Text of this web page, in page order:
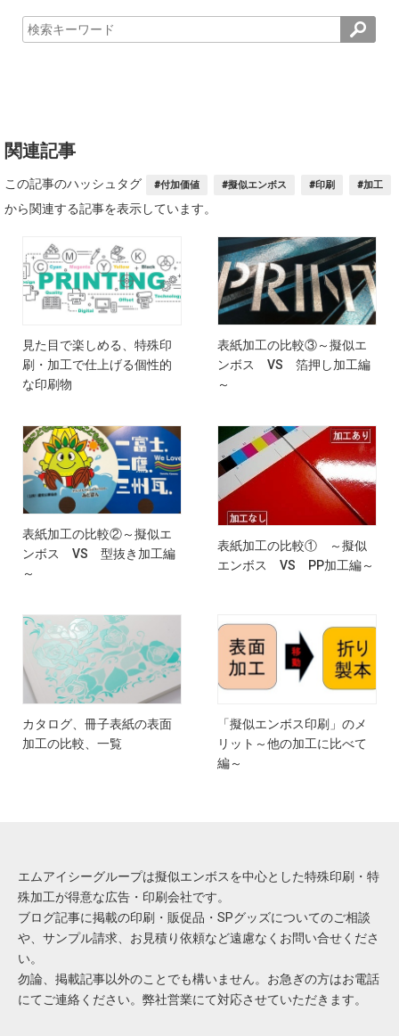
関連記事
この記事のハッシュタグ #付加価値 #擬似エンボス #印刷 #加工
から関連する記事を表示しています。
見た目で楽しめる、特殊印
刷・加工で仕上げる個性的
な印刷物
表紙加工の比較③～擬似エ
ンボス VS 箔押し加工編
～
表紙加工の比較②～擬似エ
ンボス VS 型抜き加工編
～
表紙加工の比較① ～擬似
エンボス VS PP加工編～
カタログ、冊子表紙の表面
加工の比較、一覧
「擬似エンボス印刷」のメ
リット～他の加工に比べて
編～
エムアイシーグループは擬似エンボスを中心とした特殊印刷・特
殊加工が得意な広告・印刷会社です。
ブログ記事に掲載の印刷・販促品・SPグッズについてのご相談
や、サンプル請求、お見積り依頼など遠慮なくお問い合せくださ
い。
勿論、掲載記事以外のことでも構いません。お急ぎの方はお電話
にてご連絡ください。弊社営業にて対応させていただきます。